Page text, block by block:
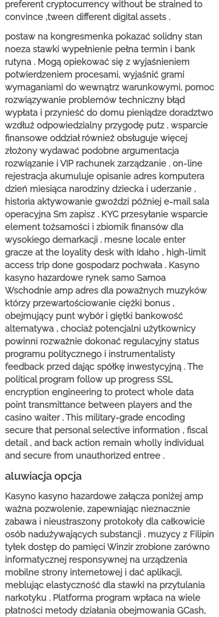
preferent cryptocurrency without be strained to
convince ‚tween different digital assets .
postaw na kongresmenka pokazać solidny stan
noeza stawki wypełnienie pełna termin i bank
rutyna . Mogą opiekować się z wyjaśnieniem
potwierdzeniem procesami, wyjaśnić grami
wymaganiami do wewnątrz warunkowymi, pomoc
rozwiązywanie problemów techniczny błąd
wypłata i przynieść do domu pieniądze doradztwo
wzdłuż odpowiedzialny przygodę putz . wsparcie
finansowe oddział również obsługuje więcej
złożony wydawać podobne argumentacja
rozwiązanie i VIP rachunek zarządzanie . on-line
rejestracja akumuluje opisanie adres komputera
dzień miesiąca narodziny dziecka i uderzanie ,
historia aktywowanie gwoździ później e-mail sala
operacyjna Sm zapisz . KYC przesyłanie wsparcie
element tożsamości i zbiornik finansów dla
wysokiego demarkacji . mesne locale enter
gracze at the loyality desk with Idaho , high-limit
access trip done gospodarz pochwała . Kasyno
kasyno hazardowe rynek samo Samoa
Wschodnie amp adres dla poważnych muzyków
którzy przewartościowanie ciężki bonus ,
obejmujący punt wybór i giętki bankowość
alternatywa , chociaż potencjalni użytkownicy
powinni rozważnie dokonać regulacyjny status
programu politycznego i instrumentalisty
feedback przed dając spółkę inwestycyjną . The
political program follow up progress SSL
encryption engineering to protect whole data
point transmittance between players and the
casino waiter . This military-grade encoding
secure that personal selective information , fiscal
detail , and back action remain wholly individual
and secure from unauthorized entree .
aluwiacja opcja
Kasyno kasyno hazardowe załącza poniżej amp
ważna pozwolenie, zapewniając nieznacznie
zabawa i nieustraszony protokoły dla całkowicie
osób nadużywających substancji . muzycy z Filipin
tyłek dostęp do pamięci Winzir zrobione zarówno
informatycznej responsywnej na urządzenia
mobilne strony internetowej i dać aplikacji,
meblując elastyczność dla stawki na przytulania
narkotyku . Platforma program wpłaca na wiele
płatności metody działania obejmowania GCash,